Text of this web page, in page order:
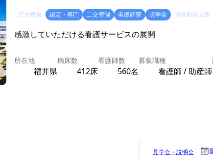
三次救急 認定・専門 二交替制 看護師寮 奨学金 資格取得支援
感激していただける看護サービスの展開
所在地
福井県
病床数
412床
看護師数
560名
募集職種
看護師 / 助産師
見学会・説明会